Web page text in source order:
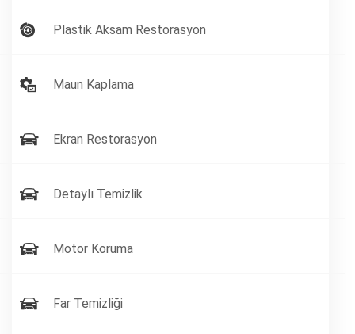
Plastik Aksam Restorasyon
Maun Kaplama
Ekran Restorasyon
Detaylı Temizlik
Motor Koruma
Far Temizliği